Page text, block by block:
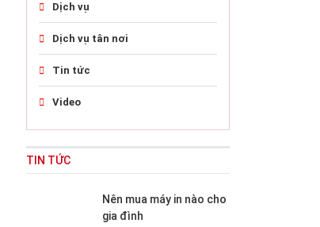
Dịch vụ
Dịch vụ tân nơi
Tin tức
Video
TIN TỨC
Nên mua máy in nào cho
gia đình